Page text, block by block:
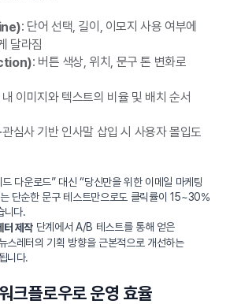
: 단어 선택, 길이, 이모지 사용 여부에
달라짐
: 버튼 색상, 위치, 문구 톤 변화로
내 이미지와 텍스트의 비율 및 배치 순서
관심사 기반 인사말 삽입 시 사용자 몰입도
다운로드” 대신 “당신만을 위한 이메일 마케팅
단순한 문구 테스트만으로도 클릭률이 15~30%
니다.
터 제작 단계에서 A/B 테스트를 통해 얻은
스레터의 기획 방향을 근본적으로 개선하는
니다.
크플로우로 운영 효율